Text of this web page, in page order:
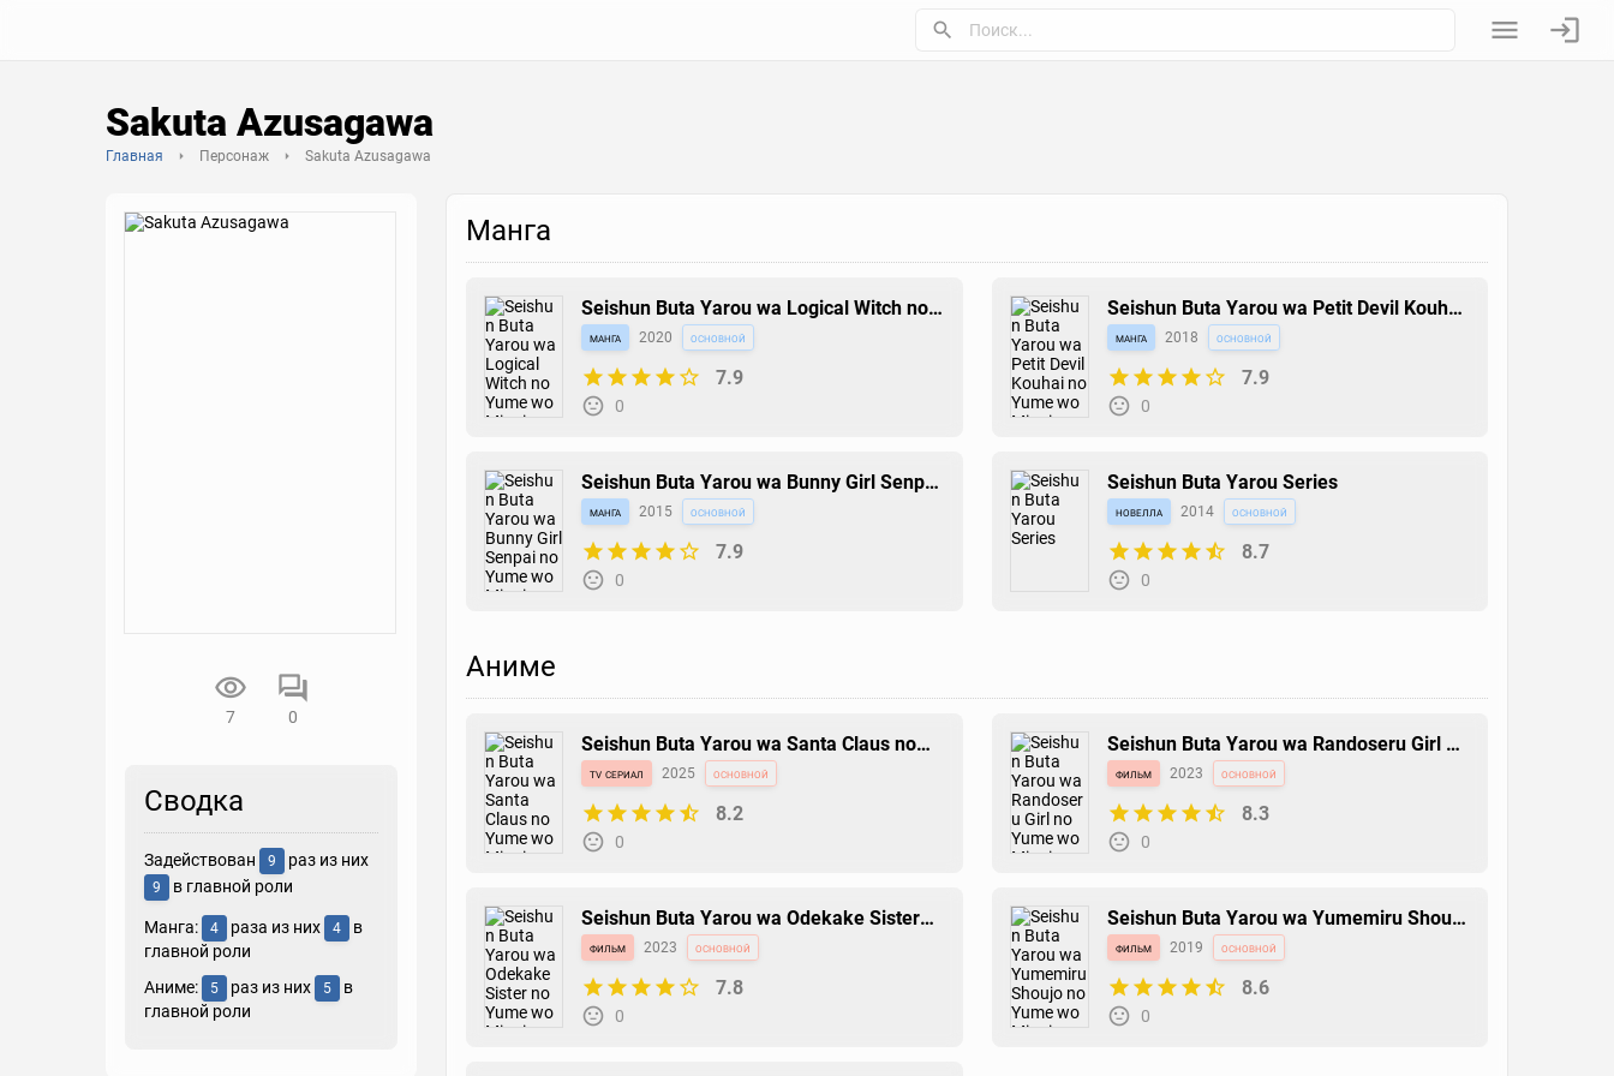
Sakuta Azusagawa
Главная Персонаж Sakuta Azusagawa
7 0
Сводка
Задействован 9 раз из них
9 в главной роли
Манга: 4 раза из них 4
в
главной роли
Аниме:
5 раз из них 5
в
главной роли
Манга
Seishun Buta Yarou wa Logical Witch no
Yume wo Minai
манга 2020 основной
7.9
0
Seishun Buta Yarou wa Petit Devil Kouhai
no Yume wo Minai
манга 2018 основной
7.9
0
Seishun Buta Yarou wa Bunny Girl Senpai
no Yume wo Minai
манга 2015 основной
7.9
0
Seishun Buta Yarou Series
новелла 2014 основной
8.7
0
Аниме
Seishun Buta Yarou wa Santa Claus no
Yume wo Minai
tv сериал 2025 основной
8.2
0
Seishun Buta Yarou wa Randoseru Girl no
Yume wo Minai
фильм 2023 основной
8.3
0
Seishun Buta Yarou wa Odekake Sister
no Yume wo Minai
фильм 2023 основной
7.8
0
Seishun Buta Yarou wa Yumemiru Shoujo
no Yume wo Minai
фильм 2019 основной
8.6
0